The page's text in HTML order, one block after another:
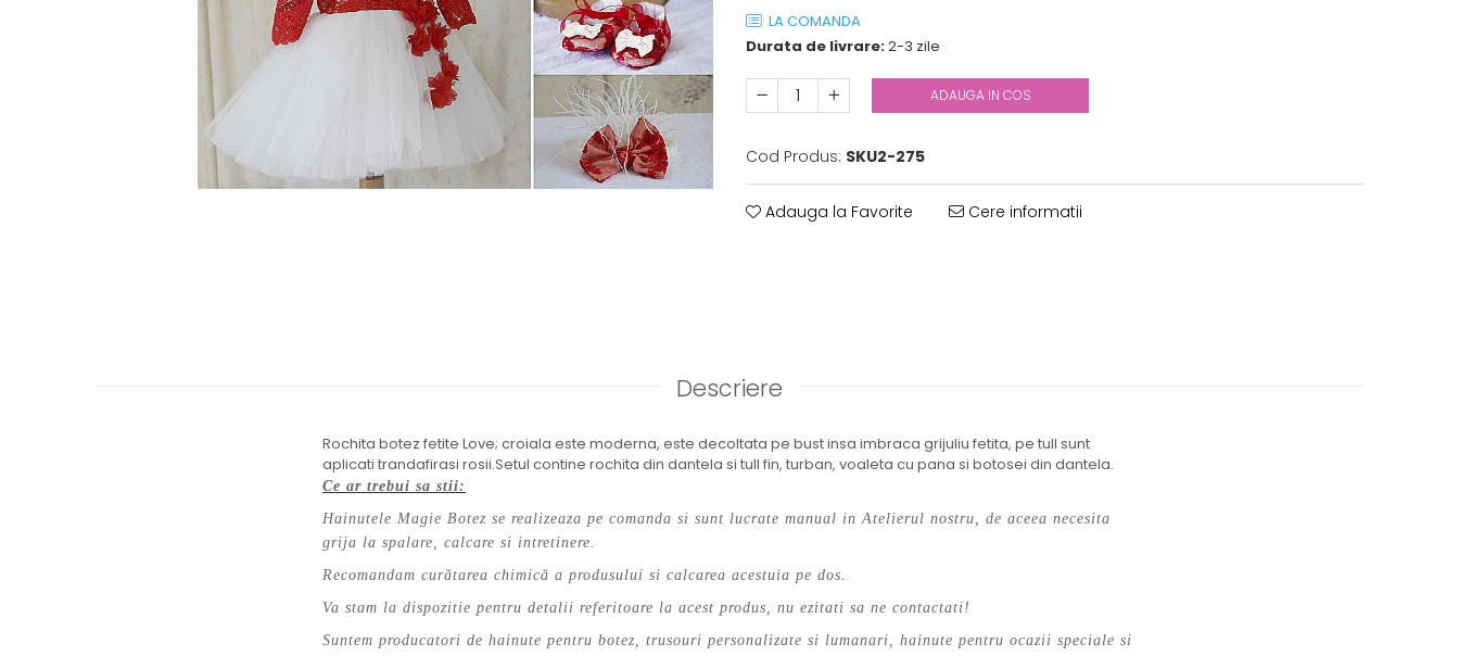
LA COMANDA
Durata de livrare:2-3 zile
ADAUGA IN COS
Cod Produs: SKU2-275
Adauga la Favorite Cere informatii
Descriere
Rochita botez fetite Love; croiala este moderna, este decoltata pe bust insa imbraca grijuliu fetita, pe tull sunt
aplicati trandafirasi rosii.Setul contine rochita din dantela si tull fin, turban, voaleta cu pana si botosei din dantela.
Ce ar trebui sa stii:
Hainutele Magie Botez se realizeaza pe comanda si sunt lucrate manual in Atelierul nostru, de aceea necesita
grija la spalare, calcare si intretinere.
Recomandam curătarea chimică a produsului si calcarea acestuia pe dos.
Va stam la dispozitie pentru detalii referitoare la acest produs, nu ezitati sa ne contactati!
Suntem producatori de hainute pentru botez, trusouri personalizate si lumanari, hainute pentru ocazii speciale si